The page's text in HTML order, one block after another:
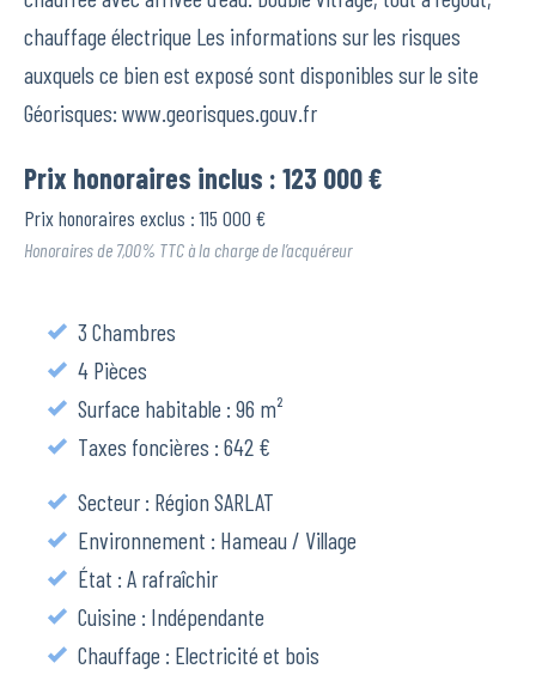
chauffage électrique Les informations sur les risques
auxquels ce bien est exposé sont disponibles sur le site
Géorisques: www.georisques.gouv.fr
Prix honoraires inclus : 123 000 €
Prix honoraires exclus : 115 000 €
Honoraires de 7,00% TTC à la charge de l’acquéreur
3 Chambres
4 Pièces
Surface habitable : 96 m²
Taxes foncières : 642 €
Secteur : Région SARLAT
Environnement : Hameau / Village
État : A rafraîchir
Cuisine : Indépendante
Chauffage : Electricité et bois